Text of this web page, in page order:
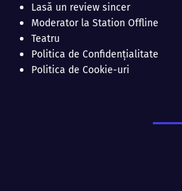
Lasă un review sincer
Moderator la Station Offline
Teatru
Politica de Confidențialitate
Politica de Cookie-uri